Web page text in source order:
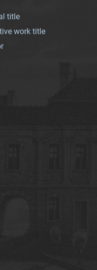
title
work title